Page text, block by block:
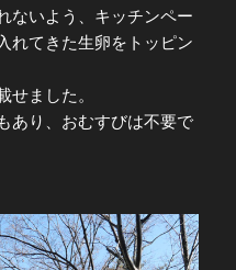
ないよう、キッチンペー
れてきた生卵をトッピン
ました。
あり、おむすびは不要で